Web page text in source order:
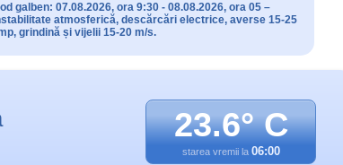
galben: 07.08.2026, ora 9:30 - 08.08.2026, ora 05 –
atmosferică, descărcări electrice, averse 15-25
grindină și vijelii 15-20 m/s.
23.6° C
starea vremii la 06:00